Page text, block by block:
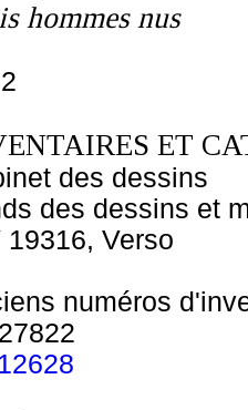
hommes nus
ET
des dessins
des dessins et
19316, Verso
numéros